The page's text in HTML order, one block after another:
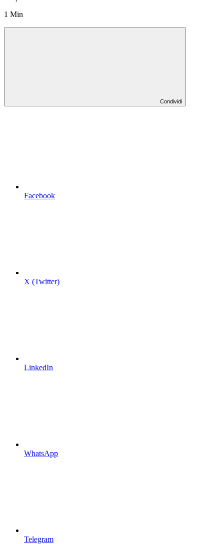
1 Min
Condividi
Facebook
X (Twitter)
LinkedIn
WhatsApp
Telegram